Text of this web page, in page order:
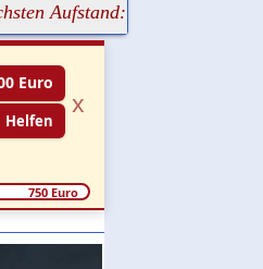
Teheran will Iran in Angst
Euro
Helfen
x
750 Euro